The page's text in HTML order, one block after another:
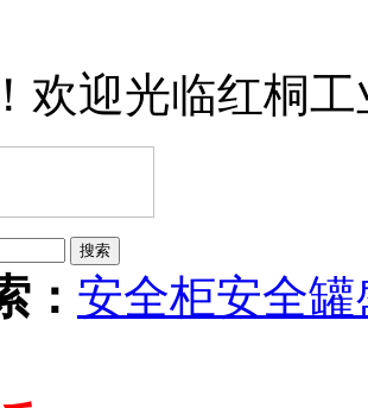
欢迎光临红桐
： 安全柜安全罐